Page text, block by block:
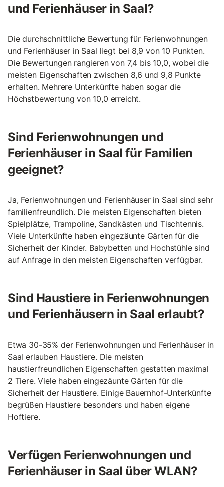
und Ferienhäuser in Saal?
Die durchschnittliche Bewertung für Ferienwohnungen
und Ferienhäuser in Saal liegt bei 8,9 von 10 Punkten.
Die Bewertungen rangieren von 7,4 bis 10,0, wobei die
meisten Eigenschaften zwischen 8,6 und 9,8 Punkte
erhalten. Mehrere Unterkünfte haben sogar die
Höchstbewertung von 10,0 erreicht.
Sind Ferienwohnungen und
Ferienhäuser in Saal für Familien
geeignet?
Ja, Ferienwohnungen und Ferienhäuser in Saal sind sehr
familienfreundlich. Die meisten Eigenschaften bieten
Spielplätze, Trampoline, Sandkästen und Tischtennis.
Viele Unterkünfte haben eingezäunte Gärten für die
Sicherheit der Kinder. Babybetten und Hochstühle sind
auf Anfrage in den meisten Eigenschaften verfügbar.
Sind Haustiere in Ferienwohnungen
und Ferienhäusern in Saal erlaubt?
Etwa 30-35% der Ferienwohnungen und Ferienhäuser in
Saal erlauben Haustiere. Die meisten
haustierfreundlichen Eigenschaften gestatten maximal
2 Tiere. Viele haben eingezäunte Gärten für die
Sicherheit der Haustiere. Einige Bauernhof-Unterkünfte
begrüßen Haustiere besonders und haben eigene
Hoftiere.
Verfügen Ferienwohnungen und
Ferienhäuser in Saal über WLAN?